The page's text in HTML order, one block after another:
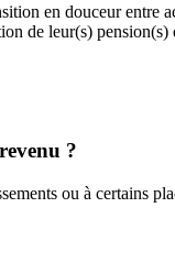
en douceur
de leur(s)
?
ou à certains